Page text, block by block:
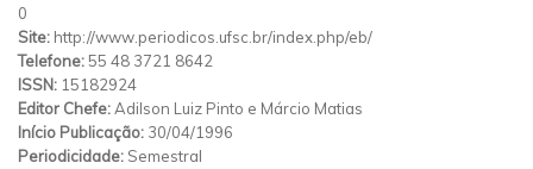
0
Site: http://www.periodicos.ufsc.br/index.php/eb/
Telefone:55 48 3721 8642
ISSN: 15182924
Editor Chefe:Adilson Luiz Pinto e Márcio Matias
Início Publicação: 30/04/1996
Periodicidade: Semestral